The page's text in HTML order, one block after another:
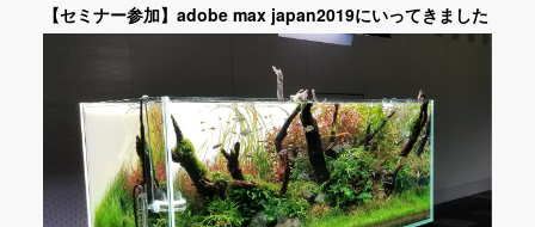
【セミナー参加】adobe max japan2019にいってきました